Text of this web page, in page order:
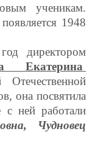
ученикам.
1948
директором
Екатерина
она посвятила
ней работали
Чудновец